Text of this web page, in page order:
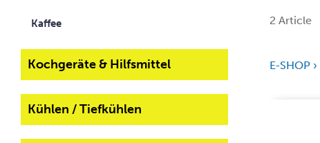
Kaffee
Kochgeräte & Hilfsmittel
Kühlen / Tiefkühlen
2 Article
E-SHOP ›